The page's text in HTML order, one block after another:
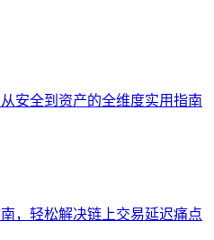
安全到资产的全维度实用指南
，轻松解决链上交易延迟痛点